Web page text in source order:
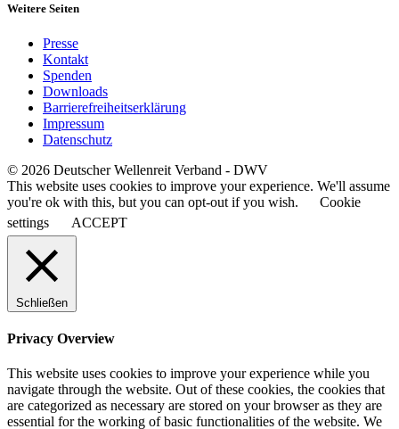
Weitere Seiten
Presse
Kontakt
Spenden
Downloads
Barrierefreiheitserklärung
Impressum
Datenschutz
© 2026 Deutscher Wellenreit Verband - DWV
This website uses cookies to improve your experience. We'll assume
you're ok with this, but you can opt-out if you wish.
Cookie
settings
ACCEPT
Schließen
Privacy Overview
This website uses cookies to improve your experience while you
navigate through the website. Out of these cookies, the cookies that
are categorized as necessary are stored on your browser as they are
essential for the working of basic functionalities of the website. We